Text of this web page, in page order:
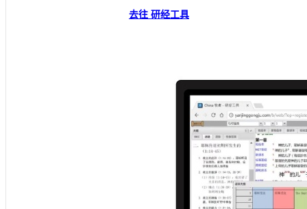
去往 研经工具